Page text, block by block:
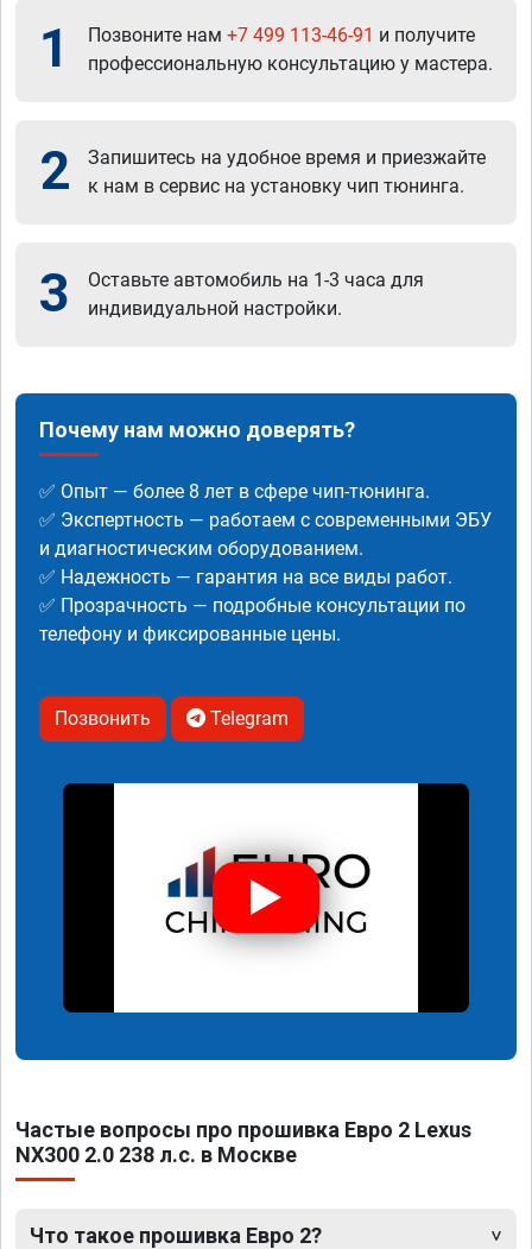
1 Позвоните нам +7 499 113-46-91 и получите
профессиональную консультацию у мастера.
2
Запишитесь на удобное время и приезжайте
к нам в сервис на установку чип тюнинга.
3
Оставьте автомобиль на 1-3 часа для
индивидуальной настройки.
Почему нам можно доверять?
✅ Опыт — более 8 лет в сфере чип-тюнинга.
✅ Экспертность — работаем с современными ЭБУ
и диагностическим оборудованием.
✅ Надежность — гарантия на все виды работ.
✅ Прозрачность — подробные консультации по
телефону и фиксированные цены.
Позвонить Telegram
Частые вопросы про прошивка Евро 2 Lexus
NX300 2.0 238 л.с. в Москве
Что такое прошивка Евро 2?